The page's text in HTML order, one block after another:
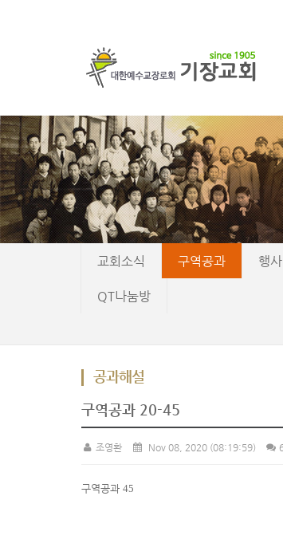
교회소식 구역공과 행
QT나눔방
공과해설
구역공과 20-45
조영환 Nov 08, 2020 (08:19:59)
구역공과 45